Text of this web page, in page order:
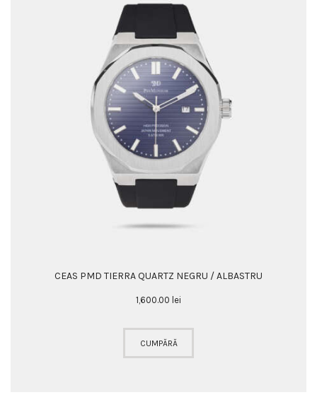
CEAS PMD TIERRA QUARTZ NEGRU / ALBASTRU
1,600.00 lei
CUMPĂRĂ